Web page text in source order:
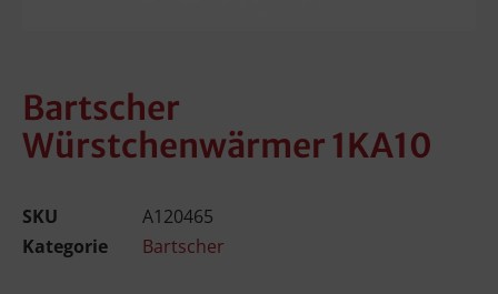
Bartscher
Würstchenwärmer 1KA10
SKU
A120465
Kategorie
Bartscher